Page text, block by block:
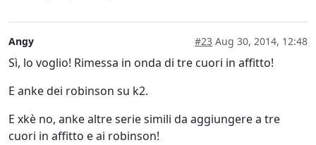
Angy #23 Aug 30, 2014, 12:48
Sì, lo voglio! Rimessa in onda di tre cuori in affitto!
E anke dei robinson su k2.
E xkè no, anke altre serie simili da aggiungere a tre
cuori in affitto e ai robinson!